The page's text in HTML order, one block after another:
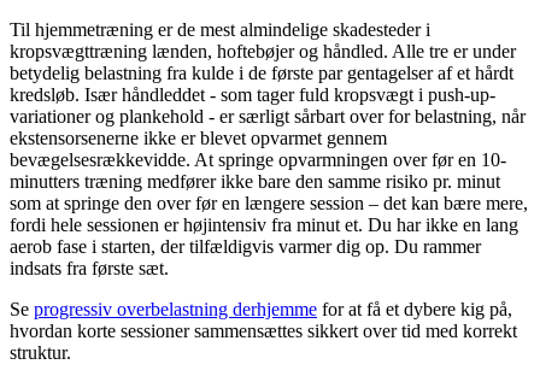
Til hjemmetræning er de mest almindelige skadesteder i
kropsvægttræning lænden, hoftebøjer og håndled. Alle tre er under
betydelig belastning fra kulde i de første par gentagelser af et hårdt
kredsløb. Især håndleddet - som tager fuld kropsvægt i push-up-
variationer og plankehold - er særligt sårbart over for belastning, når
ekstensorsenerne ikke er blevet opvarmet gennem
bevægelsesrækkevidde. At springe opvarmningen over før en 10-
minutters træning medfører ikke bare den samme risiko pr. minut
som at springe den over før en længere session – det kan bære mere,
fordi hele sessionen er højintensiv fra minut et. Du har ikke en lang
aerob fase i starten, der tilfældigvis varmer dig op. Du rammer
indsats fra første sæt.
Se progressiv overbelastning derhjemme for at få et dybere kig på,
hvordan korte sessioner sammensættes sikkert over tid med korrekt
struktur.